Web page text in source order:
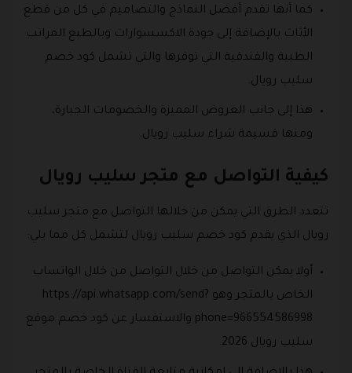
كما أنها تقدم أفضل النماذج والتصاميم في كل من قطع
الأثاث بالإضافة إلى جودة الاكسسوارات وبالطبع المراتب
الطبية والفندقية التي توفرها والتي تشمل كود خصم
سليب رويال.
هذا إلى جانب العروض المميزة والخصومات الجبارة،
ومنها قسيمة شراء سليب رويال.
كيفية التواصل مع متجر سليب رويال
تتعدد الطرق التي يمكن من خلالها التواصل مع متجر سليب
رويال الذي يقدم كود خصم سليب رويال لتشمل كل مما يلي:
أولا يمكن التواصل من خلال التواصل من خلال الواتساب
الخاص بالمتجر وهو https://api.whatsapp.com/send?
phone=966554586998 والاستفسار عن كود خصم موقع
سليب رويال 2026.